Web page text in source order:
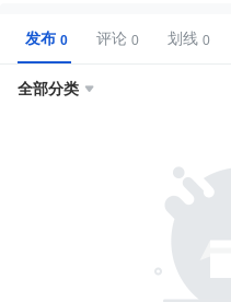
发布 评论 划线
全部分类 